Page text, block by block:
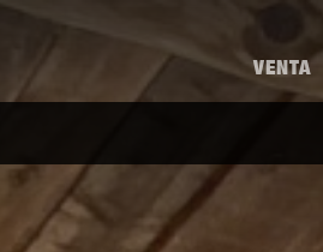
VENTA